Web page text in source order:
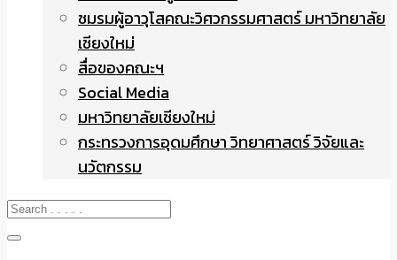
ชมรมผู้อาวุโสคณะวิศวกรรมศาสตร์ มหาวิทยาลัย
เชียงใหม่
สื่อของคณะฯ
Social Media
มหาวิทยาลัยเชียงใหม่
กระทรวงการอุดมศึกษา วิทยาศาสตร์ วิจัยและ
นวัตกรรม